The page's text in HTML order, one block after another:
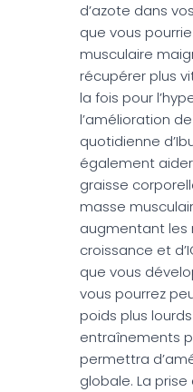
d’azote dans
que vous
musculaire
récupérer plus
la fois pour
l’amélioration
quotidienne
également aider
graisse
masse
augmentant les
croissance et
que vous
vous pourrez
poids plus
entraînements
permettra
globale. La prise